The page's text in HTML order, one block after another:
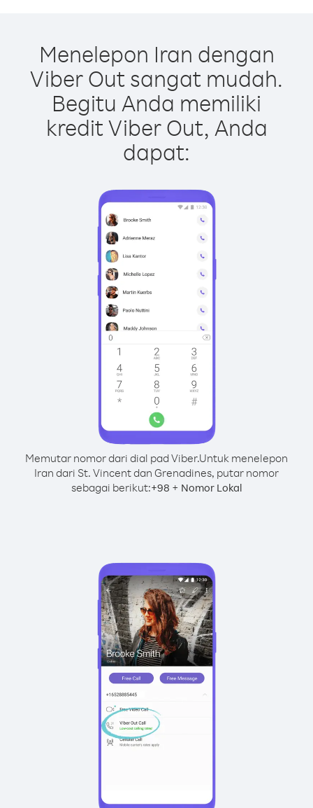
Menelepon Iran dengan
Viber Out sangat mudah.
Begitu Anda memiliki
kredit Viber Out, Anda
dapat:
Memutar nomor dari dial pad Viber.Untuk menelepon
Iran dari St. Vincent dan Grenadines, putar nomor
sebagai berikut:+98 + Nomor Lokal